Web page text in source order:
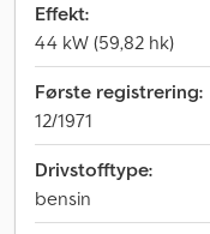
Effekt:
44 kW (59,82 hk)
Første registrering:
12/1971
Drivstofftype:
bensin